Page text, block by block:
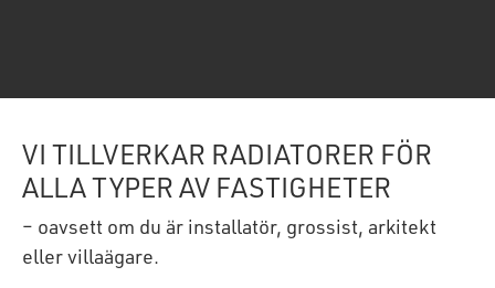
VI TILLVERKAR RADIATORER FÖR
ALLA TYPER AV FASTIGHETER
– oavsett om du är installatör, grossist, arkitekt
eller villaägare.